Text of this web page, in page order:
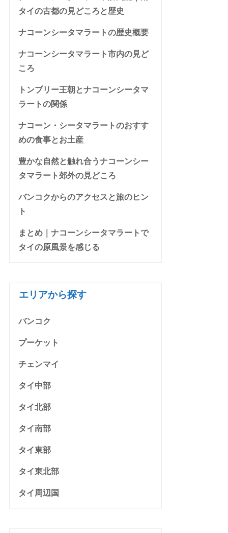
タイの古都の見どころと歴史
ナコーンシータマラートの歴史概要
ナコーンシータマラート市内の見ど
ころ
トンブリー王朝とナコーンシータマ
ラートの関係
ナコーン・シータマラートのおすす
めの食事とお土産
豊かな自然と触れ合うナコーンシー
タマラート郊外の見どころ
バンコクからのアクセスと旅のヒン
ト
まとめ｜ナコーンシータマラートで
タイの原風景を感じる
エリアから探す
バンコク
プーケット
チェンマイ
タイ中部
タイ北部
タイ南部
タイ東部
タイ東北部
タイ周辺国